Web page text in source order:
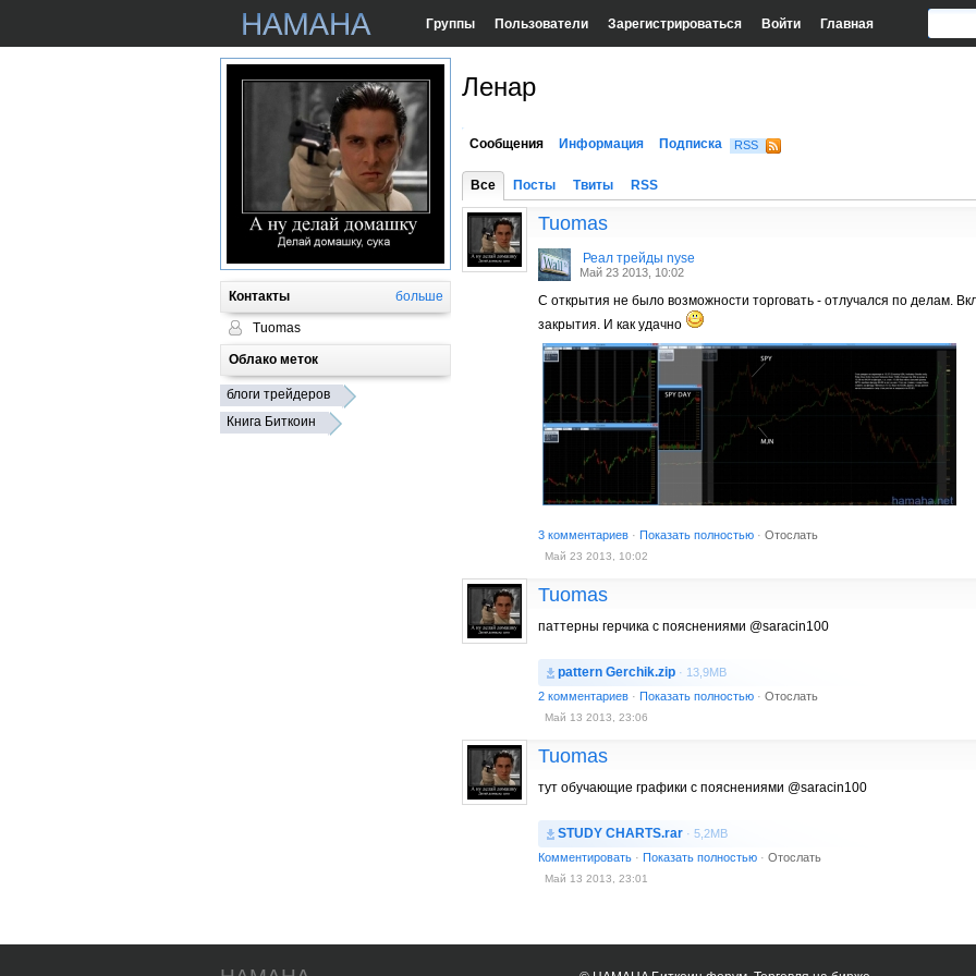
Группы Пользователи Зарегистрироваться Войти Главная
Контакты больше
Tuomas
Облако меток
блоги трейдеров
Книга Биткоин
Ленар
Сообщения Информация Подписка RSS
Все Посты Твиты RSS
Tuomas
Реал трейды nyse
Май 23 2013, 10:02
С открытия не было возможности торговать - отлучался по делам.
закрытия. И как удачно
3 комментариев · Показать полностью · Отослать
Май 23 2013, 10:02
Tuomas
паттерны герчика с пояснениями @saracin100
pattern Gerchik.zip · 13,9MB
2 комментариев · Показать полностью · Отослать
Май 13 2013, 23:06
Tuomas
тут обучающие графики с пояснениями @saracin100
STUDY CHARTS.rar · 5,2MB
Комментировать · Показать полностью · Отослать
Май 13 2013, 23:01